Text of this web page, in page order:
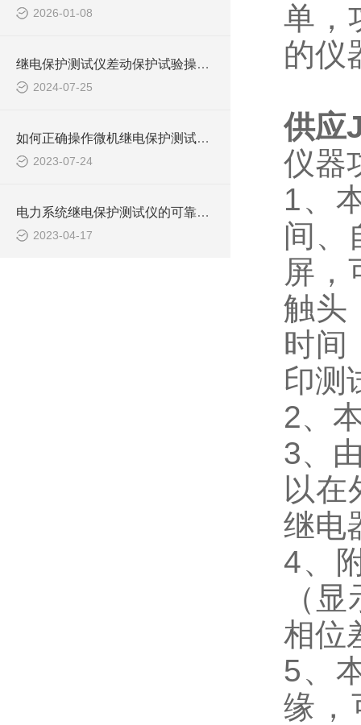
2026-01-08
继电保护测试仪差动保护试验操作介绍
2024-07-25
如何正确操作微机继电保护测试仪进行测试？
2023-07-24
电力系统继电保护测试仪的可靠性分析与评估
2023-04-17
单，
的仪
供应
仪器
1、
间、
屏，
触头
时间
印测
2、
3、
以在
继电
4、
（
相位
5、
缘，